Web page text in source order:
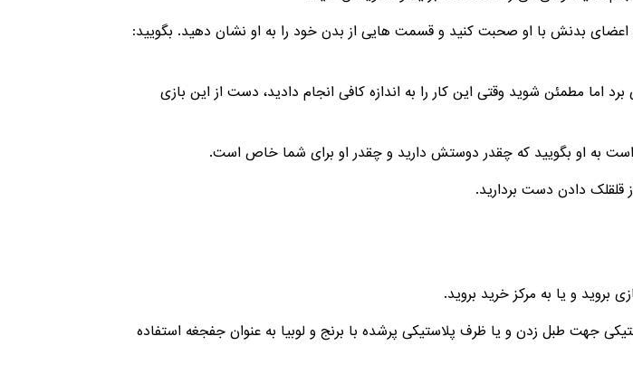
اعضای بدنش با او صحبت کنید و قسمت هایی از بدن خود را به او نشان دهید. بگویید:
مطمئن شوید وقتی این کار را به اندازه کافی انجام دادید، دست از این بازی
جهت طبل زدن و یا ظرف پلاستیکی پرشده با برنج و لوبیا به عنوان جفجغه استفاده